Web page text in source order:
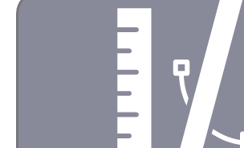
masukan untuk system yang
Dengan Software, Teknologi yang
kami akan berikan ilustrasi desain
Hubungi kami